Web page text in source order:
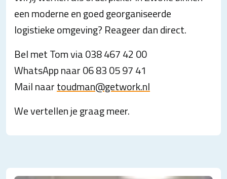
een moderne en goed georganiseerde
logistieke omgeving? Reageer dan direct.
Bel met Tom via 038 467 42 00
WhatsApp naar 06 83 05 97 41
Mail naartoudman@getwork.nl
We vertellen je graag meer.